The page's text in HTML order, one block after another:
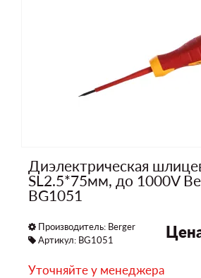
Диэлектрическая
SL2.5*75мм, до 1000V
BG1051
Производитель: Berger
Артикул: BG1051
Уточняйте у менеджера